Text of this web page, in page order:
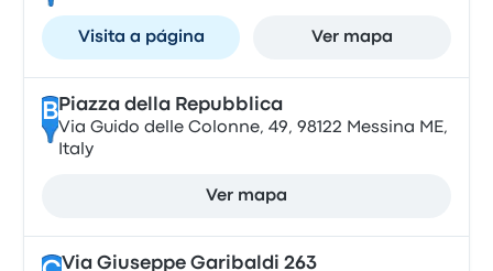
Visita a página Ver mapa
B Piazza della Repubblica
Via Guido delle Colonne, 49, 98122 Messina ME,
Italy
Ver mapa
Via Giuseppe Garibaldi 263